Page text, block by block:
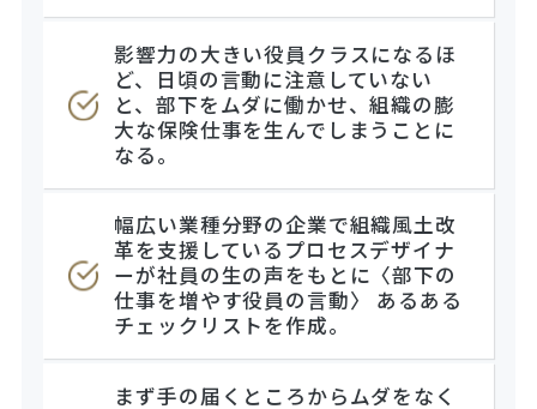
影響力の大きい役員クラスになるほ
ど、日頃の言動に注意していない
と、部下をムダに働かせ、組織の膨
大な保険仕事を生んでしまうことに
なる。
幅広い業種分野の企業で組織風土改
革を支援しているプロセスデザイナ
ーが社員の生の声をもとに〈部下の
仕事を増やす役員の言動〉 あるある
チェックリストを作成。
まず手の届くところからムダをなく